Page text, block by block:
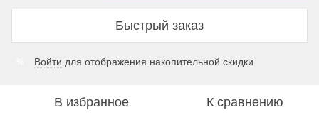
Быстрый заказ
Войти для отображения накопительной скидки
В избранное К сравнению